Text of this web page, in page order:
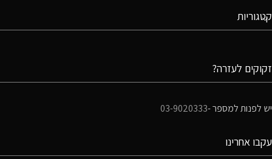
קטגוריות
זקוקים לעזרה?
יש לפנות למספר -03-9020333
עקבו אחרינו